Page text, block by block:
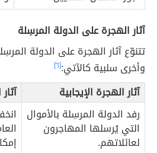
آثار الهجرة على الدولة المرسِلة
تتنوّع آثار الهجرة على الدولة
وأخرى سلبية كالآتي:[٦]
آثار الهجرة الإيجابية
رفد الدولة المرسِلة بالأموال
التي يُرسلها المهاجرون
لعائلاتهم.